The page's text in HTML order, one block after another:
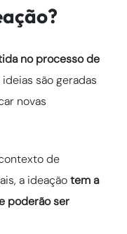
no processo de
são geradas
novas
de
a ideaçãotem a
poderão ser